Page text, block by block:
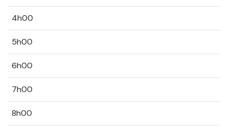
4h00
5h00
6h00
7h00
8h00